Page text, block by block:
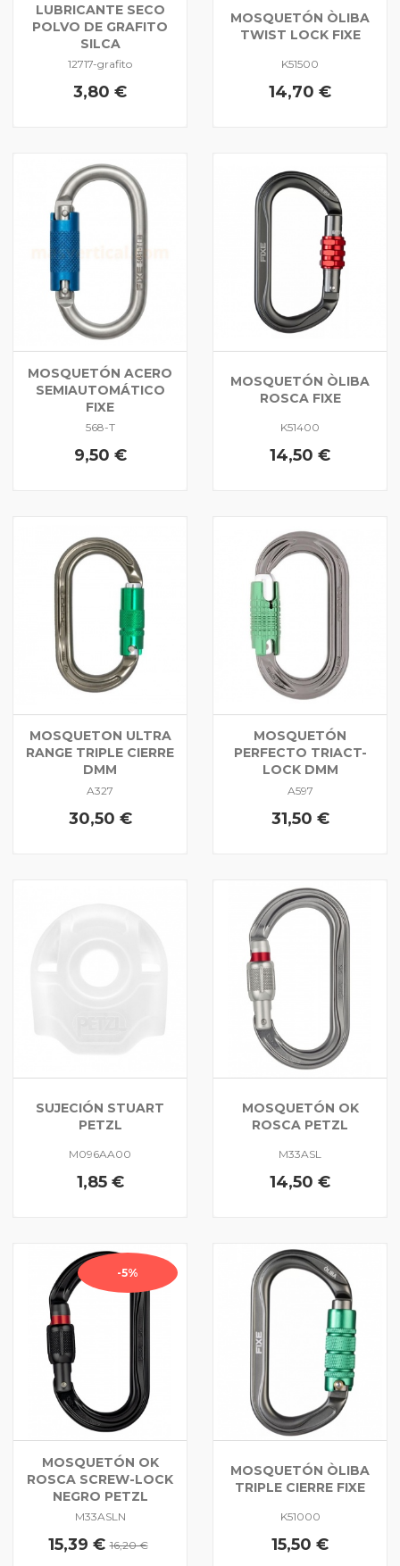
LUBRICANTE SECO
POLVO DE GRAFITO
SILCA
12717-grafito
3,80 €
MOSQUETÓN ÒLIBA
TWIST LOCK FIXE
K51500
14,70 €
MOSQUETÓN ACERO
SEMIAUTOMÁTICO
FIXE
568-T
9,50 €
MOSQUETÓN ÒLIBA
ROSCA FIXE
K51400
14,50 €
MOSQUETON ULTRA
RANGE TRIPLE CIERRE
DMM
A327
30,50 €
MOSQUETÓN
PERFECTO TRIACT-
LOCK DMM
A597
31,50 €
SUJECIÓN STUART
PETZL
M096AA00
1,85 €
MOSQUETÓN OK
ROSCA PETZL
M33ASL
14,50 €
-5%
MOSQUETÓN OK
ROSCA SCREW-LOCK
NEGRO PETZL
M33ASLN
15,39 €16,20 €
MOSQUETÓN ÒLIBA
TRIPLE CIERRE FIXE
K51000
15,50 €